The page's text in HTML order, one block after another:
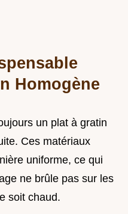
Homogène
un plat à gratin
Ces matériaux
uniforme, ce qui
ne brûle pas sur les
soit chaud.